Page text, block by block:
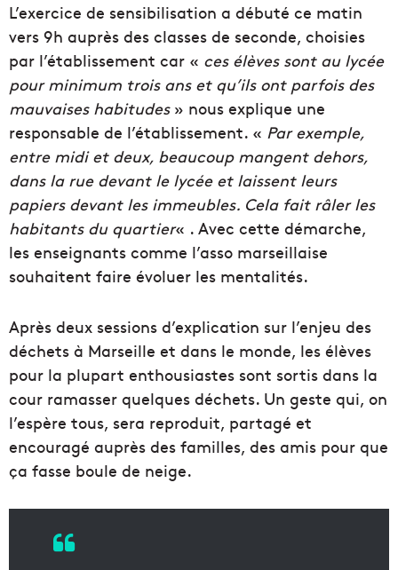
L’exercice de sensibilisation a débuté ce matin
vers 9h auprès des classes de seconde, choisies
par l’établissement car « ces élèves sont au lycée
pour minimum trois ans et qu’ils ont parfois des
mauvaises habitudes» nous explique une
responsable de l’établissement. « Par exemple,
entre midi et deux, beaucoup mangent dehors,
dans la rue devant le lycée et laissent leurs
papiers devant les immeubles. Cela fait râler les
habitants du quartier« . Avec cette démarche,
les enseignants comme l’asso marseillaise
souhaitent faire évoluer les mentalités.
Après deux sessions d’explication sur l’enjeu des
déchets à Marseille et dans le monde, les élèves
pour la plupart enthousiastes sont sortis dans la
cour ramasser quelques déchets. Un geste qui, on
l’espère tous, sera reproduit, partagé et
encouragé auprès des familles, des amis pour que
ça fasse boule de neige.